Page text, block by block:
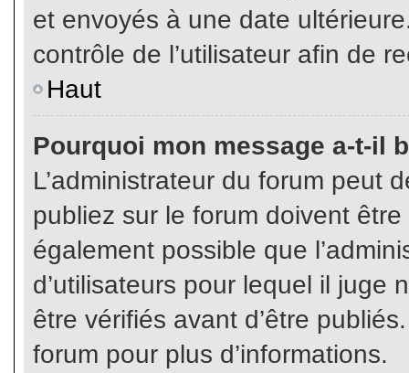
et envoyés à une date
contrôle de l’utilisateur afin de
Haut
Pourquoi mon message a-t-il
L’administrateur du forum peut
publiez sur le forum doivent
également possible que
d’utilisateurs pour lequel il juge
être vérifiés avant d’être
forum pour plus d’informations.